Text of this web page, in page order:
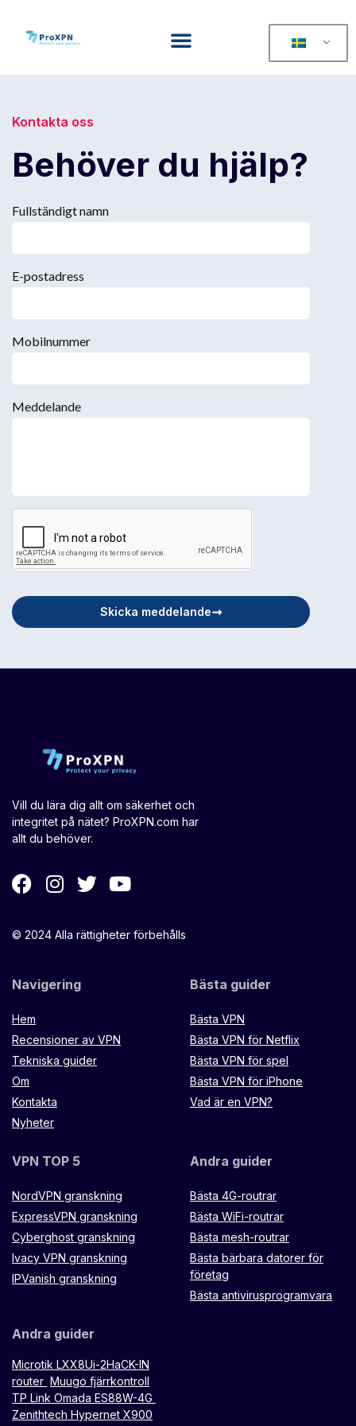
Kontakta oss
Behöver du hjälp?
Fullständigt namn
E-postadress
Mobilnummer
Meddelande
Skicka meddelande
Vill du lära dig allt om säkerhet och
integritet på nätet? ProXPN.com har
allt du behöver.
© 2024 Alla rättigheter förbehålls
Navigering
Hem
Recensioner av VPN
Tekniska guider
Om
Kontakta
Nyheter
Bästa guider
Bästa VPN
Bästa VPN för Netflix
Bästa VPN för spel
Bästa VPN för iPhone
Vad är en VPN?
VPN TOP 5
NordVPN granskning
ExpressVPN granskning
Cyberghost granskning
Ivacy VPN granskning
IPVanish granskning
Andra guider
Bästa 4G-routrar
Bästa WiFi-routrar
Bästa mesh-routrar
Bästa bärbara datorer för
företag
Bästa antivirusprogramvara
Andra guider
Microtik LXX8Ui-2HaCK-IN
router Muugo fjärrkontroll
TP Link Omada ES88W-4G
Zenithtech Hypernet X900